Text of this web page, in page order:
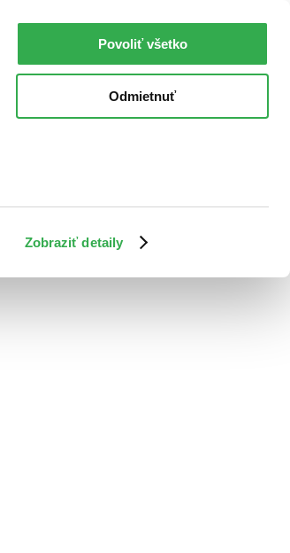
Zobraziť detaily
Povoliť všetko
Odmietnuť